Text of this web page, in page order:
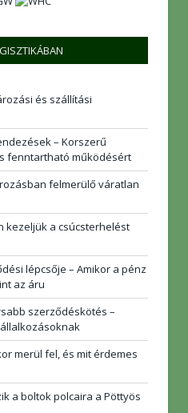
és szállítási
– Korszerű
fenntartható működésért
felmerülő váratlan
kezeljük a csúcsterhelést
lépcsője – Amikor a pénz
az áru
szerződéskötés –
merül fel, és mit érdemes
a boltok polcaira a Pöttyös